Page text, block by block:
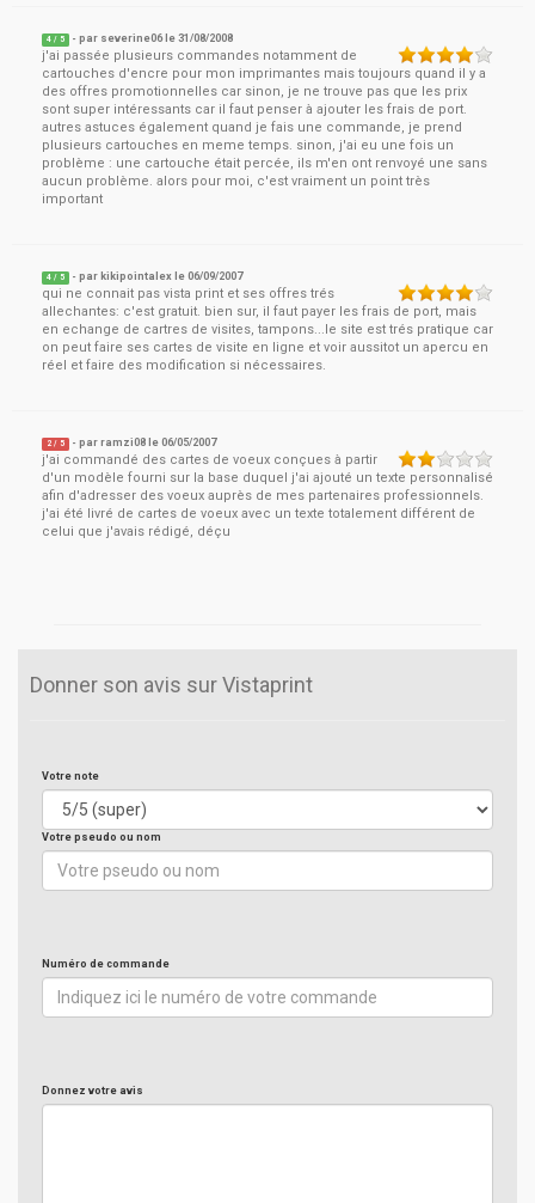
4 / 5 - par severine06le31/08/2008
j'ai passée plusieurs commandes notamment de
cartouches d'encre pour mon imprimantes mais toujours quand il y a
des offres promotionnelles car sinon, je ne trouve pas que les prix
sont super intéressants car il faut penser à ajouter les frais de port.
autres astuces également quand je fais une commande, je prend
plusieurs cartouches en meme temps. sinon, j'ai eu une fois un
problème : une cartouche était percée, ils m'en ont renvoyé une sans
aucun problème. alors pour moi, c'est vraiment un point très
important
4 / 5 - par kikipointalex le06/09/2007
qui ne connait pas vista print et ses offres trés
allechantes: c'est gratuit. bien sur, il faut payer les frais de port, mais
en echange de cartres de visites, tampons...le site est trés pratique car
on peut faire ses cartes de visite en ligne et voir aussitot un apercu en
réel et faire des modification si nécessaires.
2 / 5 - parramzi08 le06/05/2007
j'ai commandé des cartes de voeux conçues à partir
d'un modèle fourni sur la base duquel j'ai ajouté un texte personnalisé
afin d'adresser des voeux auprès de mes partenaires professionnels.
j'ai été livré de cartes de voeux avec un texte totalement différent de
celui que j'avais rédigé, déçu
Donner son avis sur Vistaprint
Votre note
Votre pseudo ou nom
Numéro de commande
Donnez votre avis